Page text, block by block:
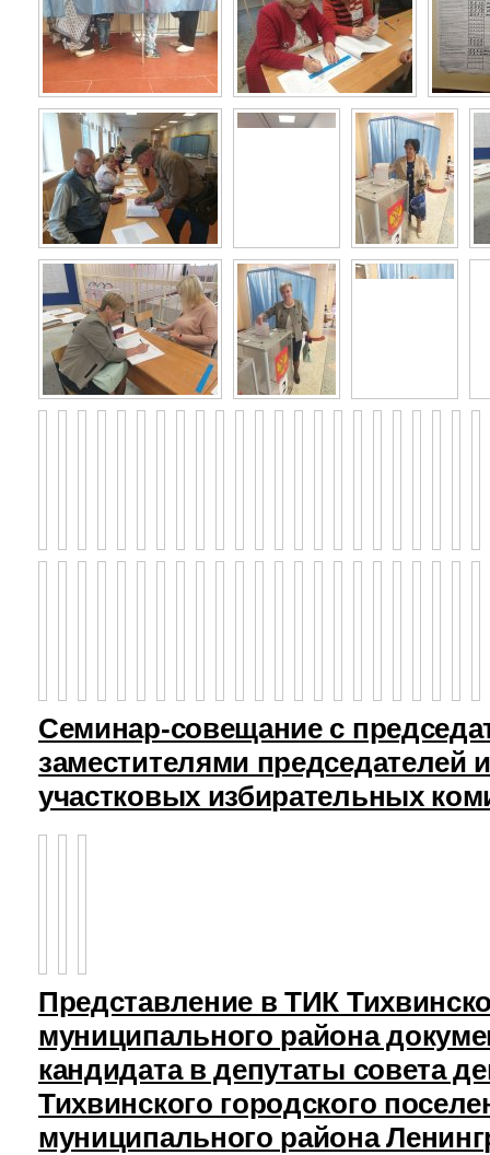
Семинар-совещание с
заместителями председателей
участковых избирательных
Представление в ТИК
муниципального района
кандидата в депутаты совета
Тихвинского городского
муниципального района